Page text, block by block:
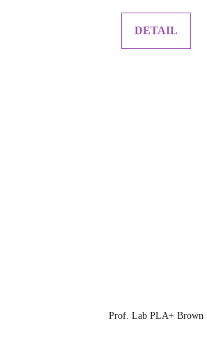
DETAIL
Prof. Lab PLA+ Brown